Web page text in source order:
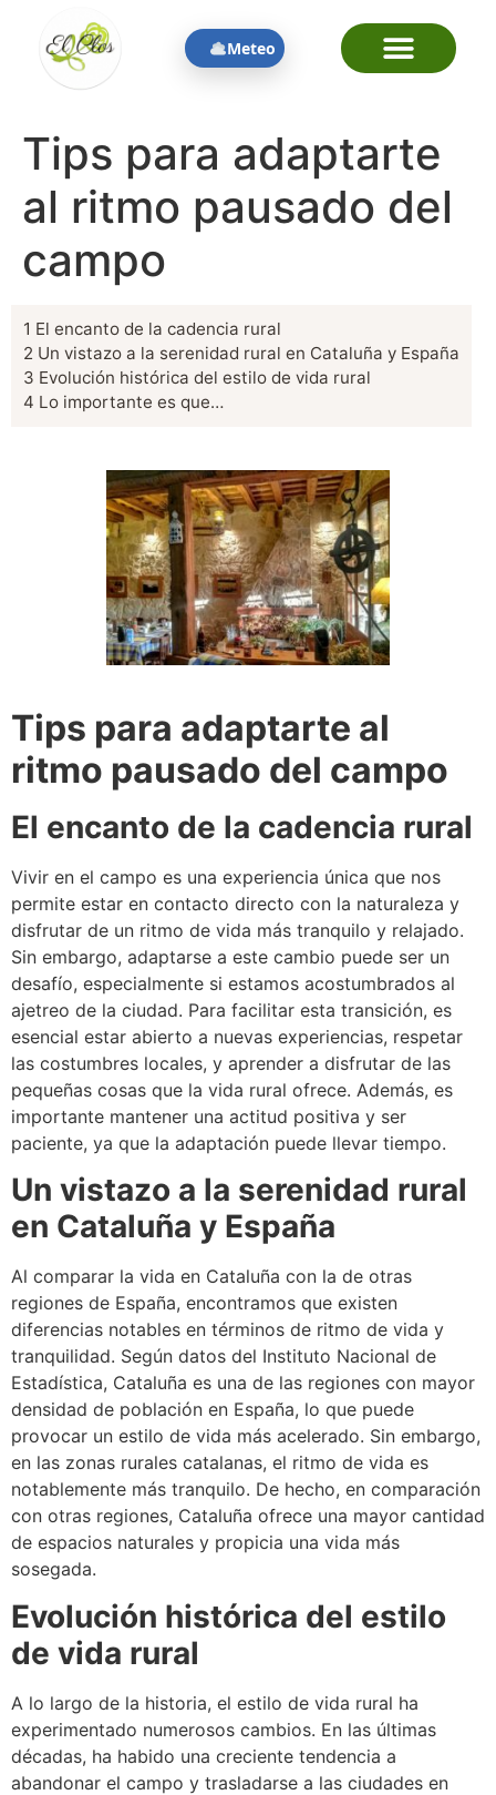
Meteo
Tips para adaptarte
al ritmo pausado del
campo
1 El encanto de la cadencia rural
2 Un vistazo a la serenidad rural en Cataluña y España
3 Evolución histórica del estilo de vida rural
4 Lo importante es que…
Tips para adaptarte al
ritmo pausado del campo
El encanto de la cadencia rural
Vivir en el campo es una experiencia única que nos
permite estar en contacto directo con la naturaleza y
disfrutar de un ritmo de vida más tranquilo y relajado.
Sin embargo, adaptarse a este cambio puede ser un
desafío, especialmente si estamos acostumbrados al
ajetreo de la ciudad. Para facilitar esta transición, es
esencial estar abierto a nuevas experiencias, respetar
las costumbres locales, y aprender a disfrutar de las
pequeñas cosas que la vida rural ofrece. Además, es
importante mantener una actitud positiva y ser
paciente, ya que la adaptación puede llevar tiempo.
Un vistazo a la serenidad rural
en Cataluña y España
Al comparar la vida en Cataluña con la de otras
regiones de España, encontramos que existen
diferencias notables en términos de ritmo de vida y
tranquilidad. Según datos del Instituto Nacional de
Estadística, Cataluña es una de las regiones con mayor
densidad de población en España, lo que puede
provocar un estilo de vida más acelerado. Sin embargo,
en las zonas rurales catalanas, el ritmo de vida es
notablemente más tranquilo. De hecho, en comparación
con otras regiones, Cataluña ofrece una mayor cantidad
de espacios naturales y propicia una vida más
sosegada.
Evolución histórica del estilo
de vida rural
A lo largo de la historia, el estilo de vida rural ha
experimentado numerosos cambios. En las últimas
décadas, ha habido una creciente tendencia a
abandonar el campo y trasladarse a las ciudades en